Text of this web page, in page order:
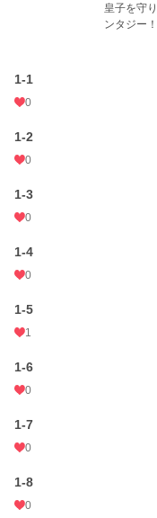
17,602
皇子を守
ンタジー！
1-1
0
1-2
0
1-3
0
1-4
0
1-5
1
1-6
0
1-7
0
1-8
0